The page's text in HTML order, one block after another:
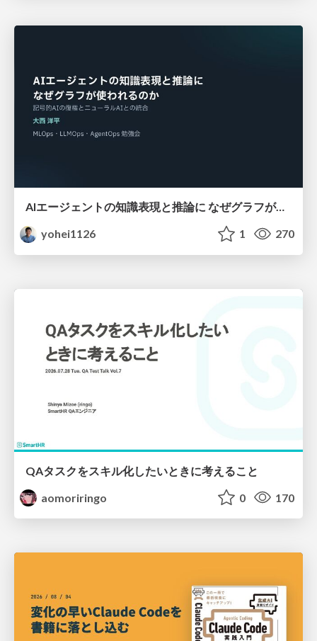
AIエージェントの知識表現と推論に なぜグラフが使われるのか - 記号的AIの復権とニューラルAIとの統合
yohei1126
1 270
QAタスクをスキル化したいときに考えること
aomoriringo
0 170